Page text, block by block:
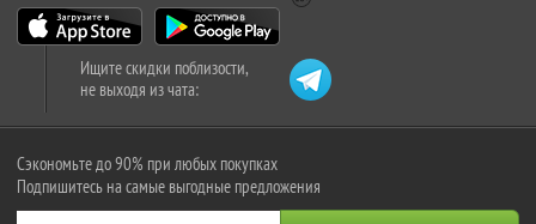
Ищите скидки поблизости,
не выходя из чата:
Сэкономьте до 90% при любых покупках
Подпишитесь на самые выгодные предложения